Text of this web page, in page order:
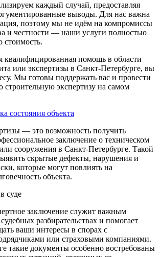
каждый случай, предоставляя
выводы. Для нас важна
поэтому мы не идём на компромиссы
и честности — наши услуги полностью
квалифицированная помощь в области
или экспертизы в Санкт-Петербурге, вы
Мы готовы поддержать вас и провести
строительную экспертизу на самом
состояния объекта
— это возможность получить
заключение о техническом
сооружения в Санкт-Петербурге. Такой
скрытые дефекты, нарушения и
которые могут повлиять на
объекта.
суде
заключение служит важным
разбирательствах и помогает
ваши интересы в спорах с
или страховыми компаниями.
такие документы особенно востребованы